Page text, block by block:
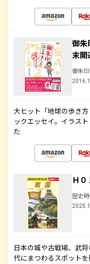
御
末開
御朱印
大ヒット「地球の歩き
ックエッセイ。イラス
た
Ｈ
歴史
日本の城や古戦場、武
代にまつわるスポット